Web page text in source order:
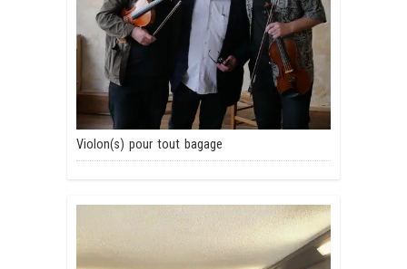
Violon(s) pour tout bagage